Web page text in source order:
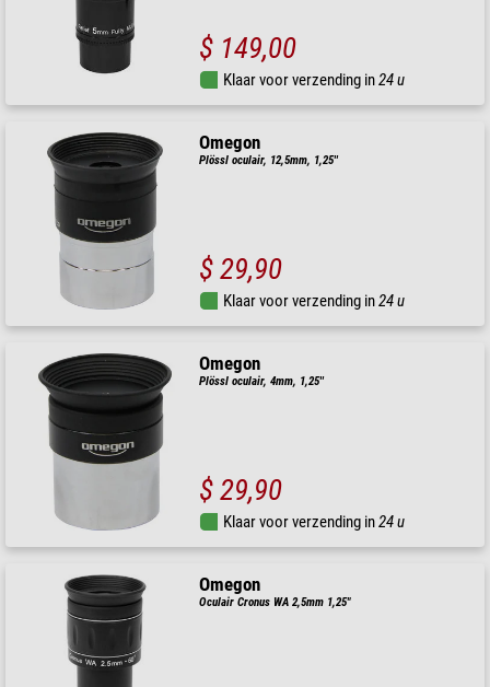
$ 149,00
Klaar voor verzending in24 u
Omegon
Plössl oculair, 12,5mm, 1,25''
$ 29,90
Klaar voor verzending in24 u
Omegon
Plössl oculair, 4mm, 1,25''
$ 29,90
Klaar voor verzending in24 u
Omegon
Oculair Cronus WA 2,5mm 1,25"